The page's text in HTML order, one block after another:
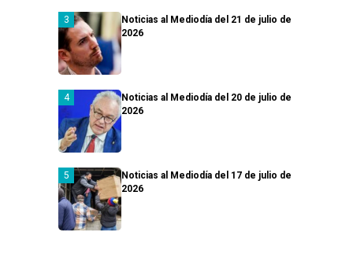
Noticias al Mediodía del 21 de julio de
2026
Noticias al Mediodía del 20 de julio de
2026
Noticias al Mediodía del 17 de julio de
2026